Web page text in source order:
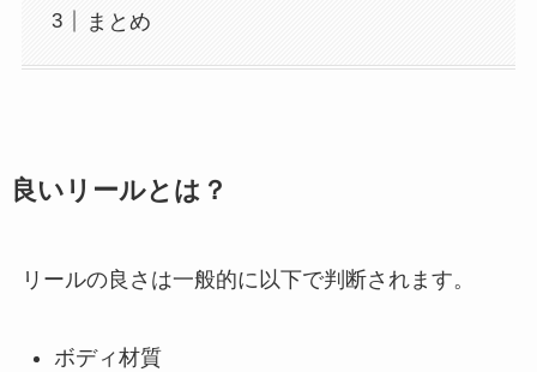
まとめ
良いリールとは？
リールの良さは一般的に以下で判断されます。
ボディ材質